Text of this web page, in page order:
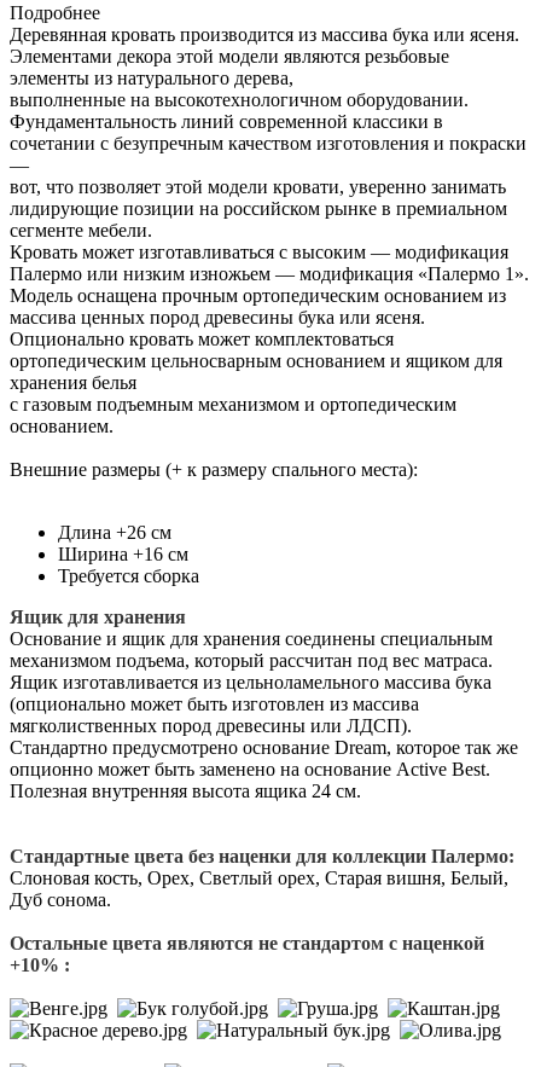
Подробнее
Деревянная кровать производится из массива бука или ясеня.
Элементами декора этой модели являются резьбовые
элементы из натурального дерева,
выполненные на высокотехнологичном оборудовании.
Фундаментальность линий современной классики в
сочетании с безупречным качеством изготовления и покраски
—
вот, что позволяет этой модели кровати, уверенно занимать
лидирующие позиции на российском рынке в премиальном
сегменте мебели.
Кровать может изготавливаться с высоким — модификация
Палермо или низким изножьем — модификация «Палермо 1».
Модель оснащена прочным ортопедическим основанием из
массива ценных пород древесины бука или ясеня.
Опционально кровать может комплектоваться
ортопедическим цельносварным основанием и ящиком для
хранения белья
с газовым подъемным механизмом и ортопедическим
основанием.
Внешние размеры (+ к размеру спального места):
Длина +26 см
Ширина +16 см
Требуется сборка
Ящик для хранения
Основание и ящик для хранения соединены специальным
механизмом подъема, который рассчитан под вес матраса.
Ящик изготавливается из цельноламельного массива бука
(опционально может быть изготовлен из массива
мягколиственных пород древесины или ЛДСП).
Стандартно предусмотрено основание Dream, которое так же
опционно может быть заменено на основание Active Best.
Полезная внутренняя высота ящика 24 см.
Стандартные цвета без наценки для коллекции Палермо:
Слоновая кость, Орех, Светлый орех, Старая вишня, Белый,
Дуб сонома.
Остальные цвета являются не стандартом с наценкой
+10% :